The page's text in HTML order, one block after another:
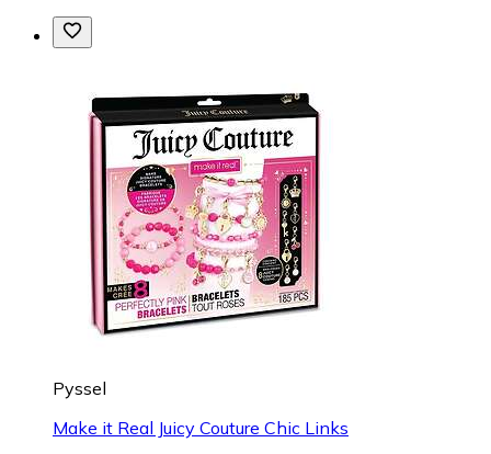
Pyssel
Make it Real Juicy Couture Chic Links